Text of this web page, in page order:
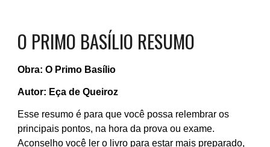
O PRIMO BASÍLIO RESUMO
Obra: O Primo Basílio
Autor: Eça de Queiroz
Esse resumo é para que você possa relembrar os
principais pontos, na hora da prova ou exame.
Aconselho você ler o livro para estar mais preparado,